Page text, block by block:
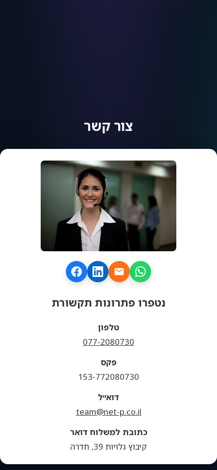
צור קשר
נטפרו פתרונות תקשורת
טלפון
077-2080730
פקס
153-772080730
דוא״ל
team@net-p.co.il
כתובת למשלוח דואר
קיבוץ גלויות 39, חדרה